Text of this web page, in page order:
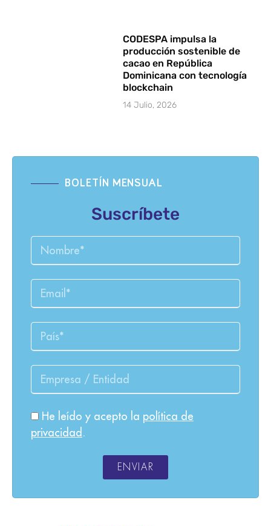
CODESPA impulsa la
producción sostenible de
cacao en República
Dominicana con tecnología
blockchain
14 Julio, 2026
BOLETÍN MENSUAL
Suscríbete
He leído y acepto la política de
privacidad .
ENVIAR